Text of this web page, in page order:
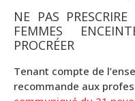
NE PAS
FEMMES
PROCRÉER
Tenant compte de
recommande aux